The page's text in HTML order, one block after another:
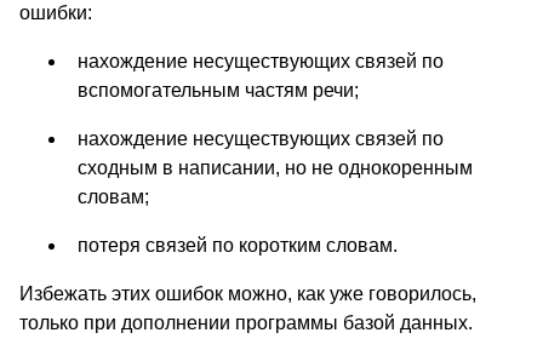
ошибки:
нахождение несуществующих связей по
вспомогательным частям речи;
нахождение несуществующих связей по
сходным в написании, но не однокоренным
словам;
потеря связей по коротким словам.
Избежать этих ошибок можно, как уже говорилось,
только при дополнении программы базой данных.